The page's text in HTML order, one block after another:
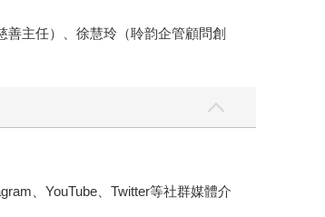
主任）、徐慧玲（聆韵企管顧問創
、YouTube、Twitter等社群媒體介